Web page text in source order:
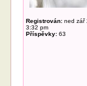
Registrován: ned zář
3:32 pm
Příspěvky: 63